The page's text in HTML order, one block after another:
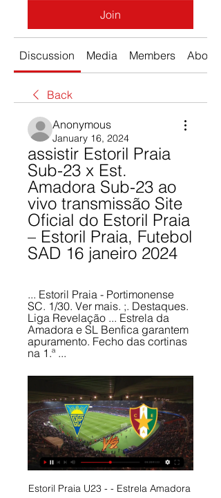
Join
Discussion Media Members About
Back
Anonymous
January 16, 2024
assistir Estoril Praia
Sub-23 x Est.
Amadora Sub-23 ao
vivo transmissão Site
Oficial do Estoril Praia
– Estoril Praia, Futebol
SAD 16 janeiro 2024
... Estoril Praia - Portimonense
SC. 1/30. Ver mais. ;. Destaques.
Liga Revelação ... Estrela da
Amadora e SL Benfica garantem
apuramento. Fecho das cortinas
na 1.ª ...
Estoril Praia U23 - - Estrela Amadora U23 placar ao vivo SUB23 | SPORTING CP 0 – 2 ESTORIL PRAIA · SUB23 | ESTORIL PRAIA 2 – 1 ESTRELA AMADORA · SUB23 | PORTIMONENSE 4 – 0 ESTORIL PRAIA · SUB23 | CD MAFRA 1 – 3 ESTORIL ...

Também às 16h, o Juventus encara o Fluminense em São Paulo, com transmissão do Globoesporte.com. As duas equipes vêm de vitórias na fase anterior: o Juventus bateu o Grêmio Osasco por 1 a 0, enquanto o Fluminense venceu o Figueirense por 4 a 2.

No entanto, passaremos nos momentos importantes do jogo Braga B-Academica Coimbra para você online através do nosso serviço de história ao vivo. Na transmissão ao vivo do jogo Braga B x Academica Coimbra, você pode assistir os objetivos da partida, as cartas que os jogadores (amarelo ou vermelho) vêem e o minuto imediato da partida ao.

Fortaleza x Athletico Paranaense (sábado, dia 8, 19h): Sem transmissão . Partida de abertura do Campeonato Brasileiro, Fortaleza x Athletico Paranaense não deverá ter transmissão. O jogo poderia ser exibido pela Turner na TV por assinatura, mas a programadora decidiu usar a MP do mandante para escolher suas partidas.

Fala galera que curte o FP o/, o Vasco da Gama-RJ divulgou as informações das suas peneiras de 2020 para Futebol Masculino e Feminino e Futsal masculino! Confira tudo a seguir! FICHA DA PENEIRA Inscrições: Segunda-feira, das 9h às 12:00 e 14:00 às 17h em São Januário. Departamento de Seleção Captação (Prédio da Base) Terça-feira, […]

, que terá início neste final de semana. O clube de Bragança Paulista (SP) era o único dos 20 integrantes da Série A que não tinha qualquer acerto sobre os direitos de transmissão."O Red Bull Bragantino e a Globo chegaram a um acordo sobre os direitos de transmissão de todas as suas partidas no Campeonato Brasileiro.

ザスパクサツ群馬 正田スタ 16 9/2 (水) 19:30 東京ヴェルディ ヤマハ 17 9/5 (土) 18:00 アルビレックス新潟. レノファ山口FC みらスタ 24 10/4 (日) 16:00 京都サンガF.C. エコパ 25 10/10 (土) 14:00 松本山雅FC サンアル 26 10/14 (水).

Imagens da torcida do Galo na vitória sobre o Villa nova pelo Campeonato Mineiro 2019. Fotos: Pedro Souza / Atlético Start 2020 with a bang: Get. Atlético x Villa Nova - 24.02.2019 Campeonato Mineiro 2019 Imagens da torcida do Galo na vitória sobre o Villa nova pelo Campeonato Mineiro 2019.

Sub-23 Pos. 1, Sporting CP, 17, 43. 2, SL Benfica, 17, 42. 3, FC Porto, 17, 38. 4, SC Braga, 17, 33. 5, Vitória SC, 16, 30. 6, Moreirense FC, 17, 29.

A Raposa de Anápolis, estreia dia 23 de Janeiro em casa contra o Atlético Clube Goianiense e Diogo completa: ''Tem muita coisa boa pra acontecer e estou muito entusiasmado, até porque, dentre vários, tive um excelente mentor que é o Murilo, baita de um profissional, aprendi e …

Vai viajar pelo Brasil? Confira com a Rodoviária de Goiânia as melhores dicas de destinos e aproveite para reservar sua Passagem de Ônibus Online!

((Ao Vivo!)) Est. Amadora sub-23 x Gil Vicente Sub-23 ao viv Armando Marques: «Sporting? Que seja uma grande festa e que possa haver taça...» Internacional15.01.202411 ...

Atlético Acreano contra São Francisco, 16, às 15 horas, no Florestão e, Plácido de Castro e Vasco da Gama, no dia 17. A competição será disputada por nove times divididos em dois grupos. Na chave A estão Rio Branco, Humaitá, Atlético Acreano, Plácido de Castro e Independência.

Estoril Praia U23 placar ao vivo, H2H e escalações Veja os placares atuais em nossa seção de placar ao vivo e descubra como você pode assistir aos jogos através de transmissões ao vivo ou na sua TV para a Liga ...

Eles serão conectados em ações destinadas a fazer o bem e ajudar a transformar a realidade das pessoas,. Criciúma entra em campo nesta quarta-feira contra o Marcílio Dias. Quem somos.

Destaques Sub-23 – Site Oficial do Estoril Praia ... Transmissão ao vivo. imgalt. Partida ao vivo. Ao Vivo. Destaques da Partida Estrela Amadora U23. Sporting Sub-23. 21 dias · 2024/01/30. Liga Revelação Sub-23.

Assista Independiente Medellín x Deportivo Táchira ao vivo pelo Copa Libertadores da América a partir das 21h30 (de Brasília) com transmissão exclusiva do canal SPORTV. Assistir Independiente Medellín x Deportivo Táchira ao vivo grátis

Caldense tenta chegar pelo meio e o argentino Ariel Cabral recupera para seu time. 4 1º tempo Técnico Enderson Moreira (Cruzeiro) recebe cartão amarelo por reclamação.

O duelo seguinte será entre Humaitá e Vasco da Gama. No final de semana, em jogos que serão disputados no Florestão, Plácido de Castro x Andirá e São Francisco x Rio Branco darão.

Após a derrota por 3 a 0 para o Atlético-GO, o Flamengo visita amanhã (15) o Coritiba, 19h30 (de Brasília), no Estádio Couto Pereira, em jogo válido pela terceira rodada do Campeonato Brasileiro 2020.. O Rubro-Negro do Rio entra em campo pela terceira vez sob o comando de Domènec Torrent e busca a sua primeira vitória na competição.

Liga Portugal há 1 dia — GD Estoril Praia U23 vs Estrela Amadorapontuação, estatísticas e transmissão completa da partida ao vivo podem ser encontrados em azscore.com.br ...

Mafra U23 x Sporting Sub-23 ao vivo Benfica U23 Estoril Praia U23 esultado ao vivo (e transmissão online) começa no dia 23 de jan. de 2024 as 15:00 horário UTC como parte do U23 Championship, ...

Portimonense-Gil Vicente: aí está o regresso da Liga NOS • Foto: Luís Vieira / Movephoto Quase três meses depois, está de volta a Liga NOS, com um duelo entre o Portimonense e o Gil Vicente, uma partida da 25.ª jornada da prova na qual estarão frente a frente duas equipas em posições bem distintas na entrada para esta retoma.

Site Oficial do Estoril Praia – Estoril Praia, Futebol SAD há 8 dias — [TRANSMISSÃO] Est. Amadora sub-23 x Gil Vicente Sub-23 ao vivo online Placar Magazine 9 janeiro 2024 Jogos ; Benfica Sub-23. 11:00.

Rádios da Band no futebol de SC Dois comentaristas delas trabalharam pela TV NSports no último domingo, na rodada final da 1ª fase do Campeonato Catarinense: Bruno Camarão, da BandNews FM, fez Juventus x Marcílio Dias com Maurício Bonato; e Fábio Piperno, da RB, transmitiu Joinville x Criciúma com Marcelo Gomes.

Com ambas as equipes vivendo bom início de temporada, essa deve ser uma das decisões mais quentes pelo Brasil. A torcida do Inter esgotou os ingressos para o jogo e devem fazer do Beira-Rio, um caldeirão. Do outro lado, o Grêmio que liderou a fase inicial do Gaúchão, levou apenas um gol em toda a competição e está invicto na competição.

De um lado, a hegemonia do Rio Branco. Do outro, o jejum do Atlético Acreano. E entre os tradicionais, o “caçula” Galvez em busca de uma conquista inédita. Estrelão, Galo Carijó e Imperador são os …

Resultado Jocoro FC Santa Tecla em directo: descubra as estatísticas de Jocoro FC Santa Tecla, jogo do 17 April 2019 e siga o resultado ao vivo!

O encontro entre o Marítimo e o Portimonense, das meias-finais da Taça da Liga, foi agendado para o dia 10 de fevereiro, no Estádio dos Barreiros, anunciou hoje a Liga Portuguesa de Futebol.

Nesta segunda-feira (4/11), a Conmebol anunciou que realizará uma reunião ao lado de Flamengo e River Plate para tratar sobre a permanência ou não da capital chilena como sede da decisão da Taça Libertadores. Os presidentes das federações de futebol de Brasil, Argentina e …

A partida Fortaleza x América-RN abre a 8ª rodada da competição, marcada para às 20h (de Brasília), no estádio do Barradão. Esta será a última rodada da Copa do Nordeste da fase de grupos, os jogos começam nesta terça e se estendem até a quarta-feira, 22 de julho. veja onde assistir na TV e …

Brusque 5 x 4 Joinville Saiba como assistir AO VIVO. Ao assinar o pay-per-view do Campeonato Catarinense de Futebol você poderá acompanhar as partidas e os melhores momentos tanto pelo site como também no aplicativo da TV Nsports. Você pode baixar tanto para a …

Estoril Sub 23: Tabela, Estatísticas e Jogos - Portugal ... assistir o jogo ao vivo e outros detalhes da transmissão. Para consultar onde assistir Estoril Sub 23 online, basta acessar a nossa página de Transmissão ao ...

- Clube de Regatas Brasil - BuscaP. Aloísio possivelmente viveu a melhor fase de sua carreira.. Após três jogos, nenhum gol marcado e um pênalti perdido, Aloísio deixa o Ceará no dia 3 de Março de 2010. Algumas semanas depois ele acertou com o Brasiliense.Para o ano de 2011,.

Com apenas 13 anos de idade, Júlia Domiciano já é uma das melhores jovens goleiras de handebol do Brasil e segue a tradição do nosso país em revelar grandes goleiras na modalidade, como Chana Masson, Mayssa Pessoa e Babi Arenhart.

Confira as Novidades em Vídeos sobre o Grêmio, Times. Assita jogos, reveja os melhores momentos e torça pro seu time favorito. O Melhor do Futebol você encontra aqui. Ir para o conteúdo.. [GOLS] Grêmio 4×1 Brusque (Copa Cidade de.

Estoril U23 x Estrela da Amadora U23 16. 1. 2024 AO VIVO ... Jan | 15:30. Estoril Praia Logótipo Estoril Praia X Arouca. 5dias23horas29min55seg. Estádio António Coimbra da Mota. Equipa Principal; Equipa SUB-23. Calendário ...

Transmissão de Vasco x Boavista ao vivo para todo o Brasil. A partida será transmitida ao vivo para todo o país canal Premiere. A emissora inícia a transmissão às 16h10. A bola comela a rolar às 16h30, em São Januário. Vasco e Boavista empataram na estréia da Copa Rio e …

João Luiz Gomes está no Facebook. Participe do Facebook para se conectar com João Luiz Gomes e outros que você talvez conheça. O Facebook oferece às...

Encontre tudo para Camisa Sesc Rio Volei - Esportes e Fitness no Mercado Livre Brasil.. Mini Estádio Botafogo 2019 Engenhão Rio Maquete Para Montar . R$ 69. 12x R$ 5 75 sem juros .. Camisa Cruzeiro Sada Feminina Volei 17/18 Ryl Tam: Pmg . R$ 169 90. 12x R$ 14 16 sem juros .

Sporting Sub-23 x Estoril Sub-23 ao vivo 04/04/2023 — Em 04 Abr 2023 teams GD Estoril Praia U23 e Estrela Amadora jogarão um jogo dentro do Liga Revelação Sub-23 tournament.

Atlético x Villa Nova: onde assistir ao vivo na TV a partida pelo Mineiro Confronto acontece no estádio Independência,. No Mineiro, o Atlético derrotou o Tupi por 2 a 0 na rodada passada.